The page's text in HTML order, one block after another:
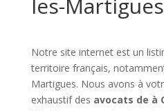
les-
Notre site internet est un
territoire français,
Martigues. Nous avons à
exhaustif des avocats de à